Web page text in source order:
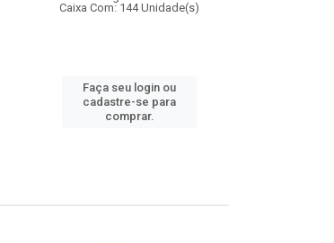
Caixa Com: 144 Unidade(s)
Faça seu login ou
cadastre-se para
comprar.